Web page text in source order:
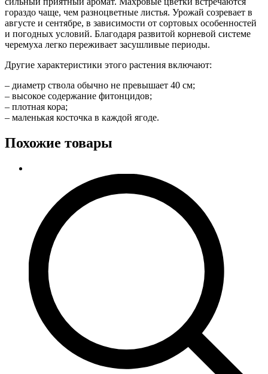
гораздо чаще, чем разноцветные листья. Урожай созревает в
августе и сентябре, в зависимости от сортовых особенностей
и погодных условий. Благодаря развитой корневой системе
черемуха легко переживает засушливые периоды.
Другие характеристики этого растения включают:
– диаметр ствола обычно не превышает 40 см;
– высокое содержание фитонцидов;
– плотная кора;
– маленькая косточка в каждой ягоде.
Похожие товары